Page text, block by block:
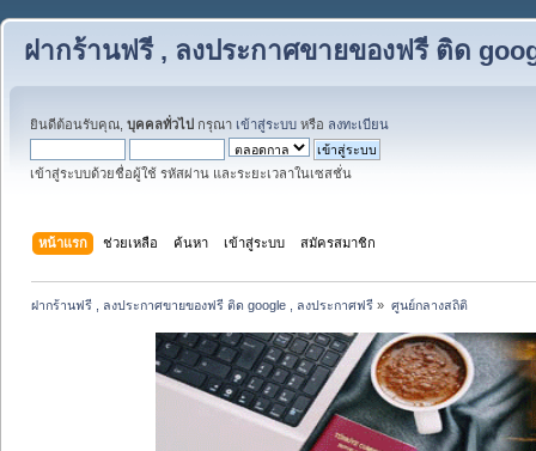
ฝากร้านฟรี , ลงประกาศขายของฟรี ติด
ยินดีต้อนรับคุณ, บุคคลทั่วไป กรุณา เข้าสู่ระบบ หรือ ลงทะเบียน
เข้าสู่ระบบด้วยชื่อผู้ใช้ รหัสผ่าน และระยะเวลาในเซสชั่น
หน้าแรก ช่วยเหลือ ค้นหา เข้าสู่ระบบ สมัครสมาชิก
ฝากร้านฟรี , ลงประกาศขายของฟรี ติด google , ลงประกาศฟรี » ศูนย์กลางสถิติ